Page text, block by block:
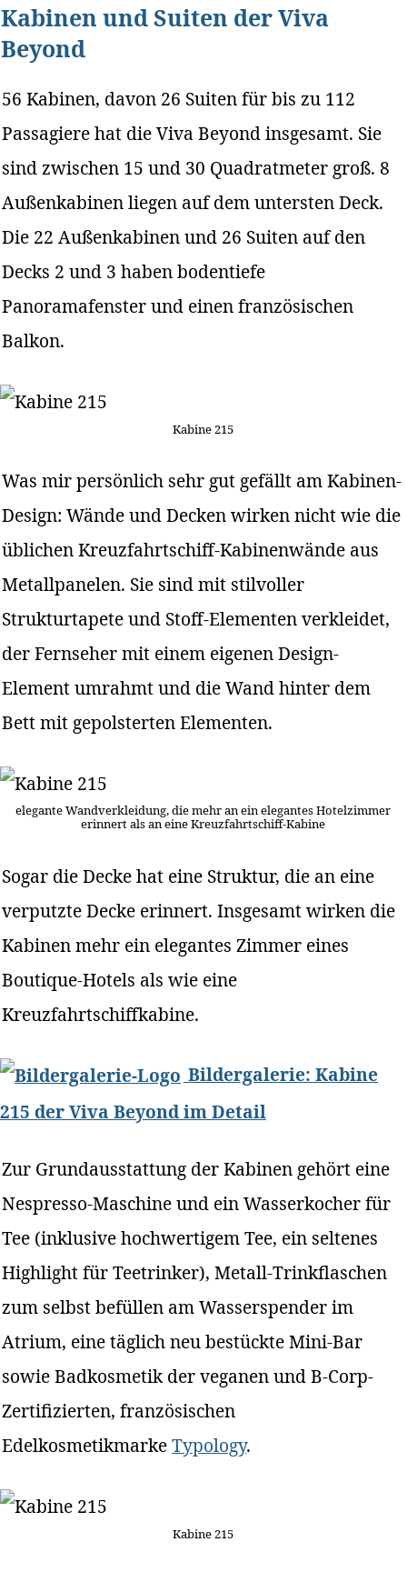
Kabinen und Suiten der Viva
Beyond
56 Kabinen, davon 26 Suiten für bis zu 112
Passagiere hat die Viva Beyond insgesamt. Sie
sind zwischen 15 und 30 Quadratmeter groß. 8
Außenkabinen liegen auf dem untersten Deck.
Die 22 Außenkabinen und 26 Suiten auf den
Decks 2 und 3 haben bodentiefe
Panoramafenster und einen französischen
Balkon.
Kabine 215
Was mir persönlich sehr gut gefällt am Kabinen-
Design: Wände und Decken wirken nicht wie die
üblichen Kreuzfahrtschiff-Kabinenwände aus
Metallpanelen. Sie sind mit stilvoller
Strukturtapete und Stoff-Elementen verkleidet,
der Fernseher mit einem eigenen Design-
Element umrahmt und die Wand hinter dem
Bett mit gepolsterten Elementen.
elegante Wandverkleidung, die mehr an ein elegantes Hotelzimmer
erinnert als an eine Kreuzfahrtschiff-Kabine
Sogar die Decke hat eine Struktur, die an eine
verputzte Decke erinnert. Insgesamt wirken die
Kabinen mehr ein elegantes Zimmer eines
Boutique-Hotels als wie eine
Kreuzfahrtschiffkabine.
Bildergalerie: Kabine
215 der Viva Beyond im Detail
Zur Grundausstattung der Kabinen gehört eine
Nespresso-Maschine und ein Wasserkocher für
Tee (inklusive hochwertigem Tee, ein seltenes
Highlight für Teetrinker), Metall-Trinkflaschen
zum selbst befüllen am Wasserspender im
Atrium, eine täglich neu bestückte Mini-Bar
sowie Badkosmetik der veganen und B-Corp-
Zertifizierten, französischen
EdelkosmetikmarkeTypology.
Kabine 215